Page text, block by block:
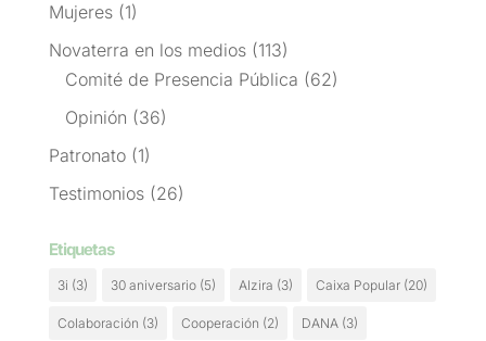
Mujeres(1)
Novaterra en los medios(113)
Comité de Presencia Pública (62)
Opinión (36)
Patronato(1)
Testimonios(26)
Etiquetas
3i (3) 30 aniversario(5) Alzira (3) Caixa Popular(20)
Colaboración (3) Cooperación (2) DANA(3)